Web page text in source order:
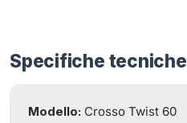
Specifiche tecniche
Modello: Crosso Twist 60